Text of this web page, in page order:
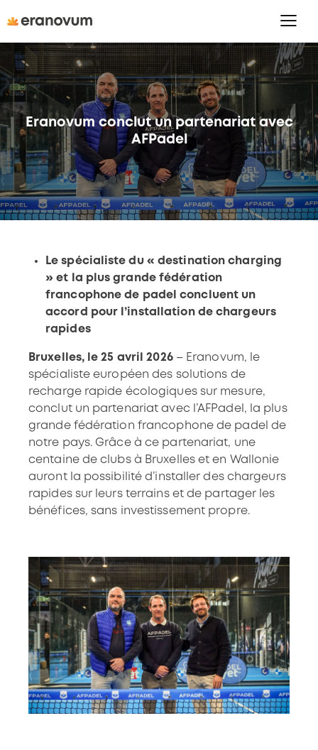
Eranovum conclut un partenariat avec
AFPadel
Le spécialiste du « destination charging
» et la plus grande fédération
francophone de padel concluent un
accord pour l’installation de chargeurs
rapides
Bruxelles, le 25 avril 2026– Eranovum, le
spécialiste européen des solutions de
recharge rapide écologiques sur mesure,
conclut un partenariat avec l’AFPadel, la plus
grande fédération francophone de padel de
notre pays. Grâce à ce partenariat, une
centaine de clubs à Bruxelles et en Wallonie
auront la possibilité d’installer des chargeurs
rapides sur leurs terrains et de partager les
bénéfices, sans investissement propre.